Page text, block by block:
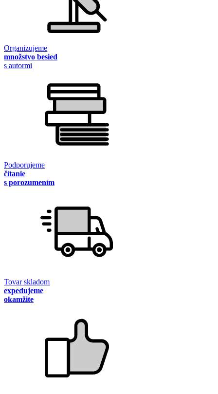
Organizujeme
množstvo besied
s autormi
Podporujeme
čítanie
s porozumením
Tovar skladom
expedujeme
okamžite